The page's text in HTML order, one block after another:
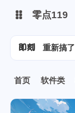
微博
抖音
零点119
首页 软件类